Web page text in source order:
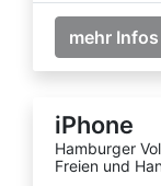
mehr Infos
iPhone
Hamburger
Freien und